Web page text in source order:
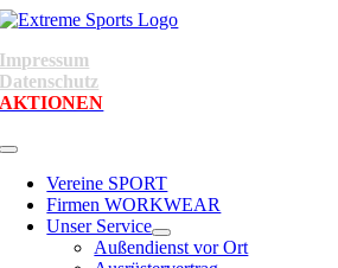
Skip
content
Impressum
Datenschutz
AKTIONEN
Toggle
NavigationVereine SPORT
Firmen WORKWEAR
Unser Service
Außendienst vor Ort